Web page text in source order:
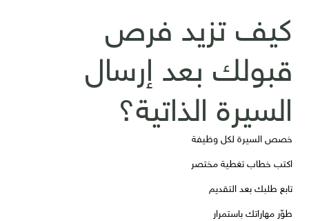
كيف تزيد فرص
قبولك بعد إرسال
السيرة الذاتية؟
خصص السيرة لكل وظيفة
اكتب خطاب تغطية مختصر
تابع طلبك بعد التقديم
طوّر مهاراتك باستمرار